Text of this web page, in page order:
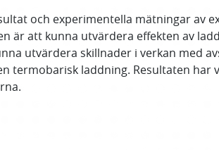
och experimentella mätningar av
är att kunna utvärdera effekten av
utvärdera skillnader i verkan med
termobarisk laddning. Resultaten